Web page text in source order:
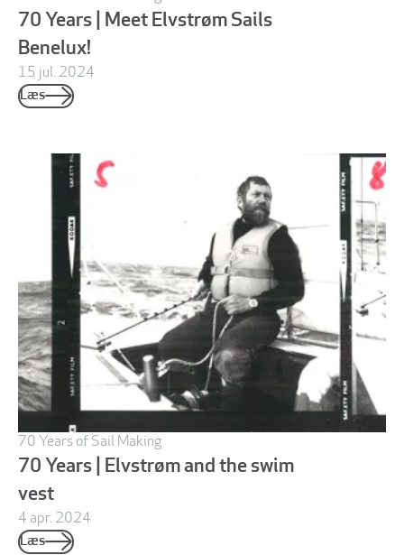
70 Years | Meet Elvstrøm Sails
Benelux!
15 jul. 2024
Læs
70 Years of Sail Making
70 Years | Elvstrøm and the swim
vest
4 apr. 2024
Læs